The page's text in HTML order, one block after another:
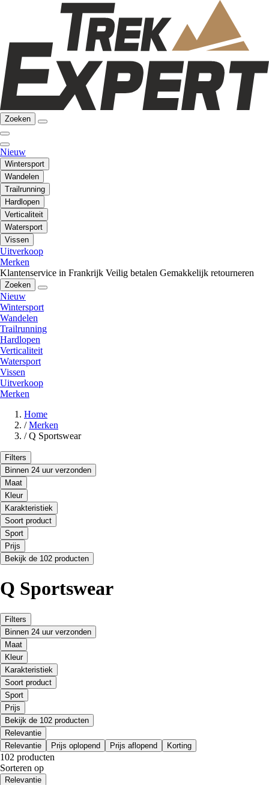
Zoeken
Nieuw
Wintersport
Wandelen
Trailrunning
Hardlopen
Verticaliteit
Watersport
Vissen
Uitverkoop
Merken
Klantenservice in Frankrijk Veilig betalen Gemakkelijk retourneren
Zoeken
Nieuw
Wintersport
Wandelen
Trailrunning
Hardlopen
Verticaliteit
Watersport
Vissen
Uitverkoop
Merken
Home
/ Merken
/ Q Sportswear
Filters
Binnen 24 uur verzonden
Maat
Kleur
Karakteristiek
Soort product
Sport
Prijs
Bekijk de 102 producten
Q Sportswear
Filters
Binnen 24 uur verzonden
Maat
Kleur
Karakteristiek
Soort product
Sport
Prijs
Bekijk de 102 producten
Relevantie
Relevantie
Prijs oplopend Prijs aflopend Korting
102 producten
Sorteren op
Relevantie